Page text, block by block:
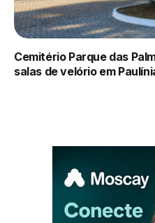
Cemitério Parque das
salas de velório em